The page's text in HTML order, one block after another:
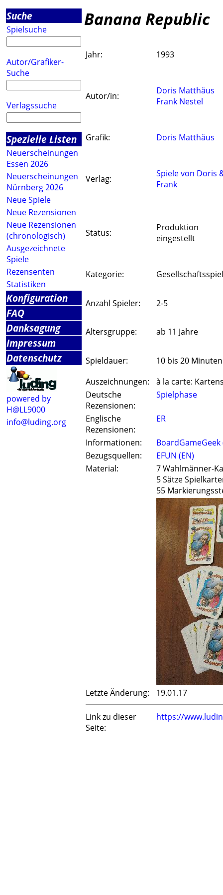
Suche
Spielsuche
Autor/Grafiker-
Suche
Verlagssuche
Spezielle Listen
Neuerscheinungen
Essen 2026
Neuerscheinungen
Nürnberg 2026
Neue Spiele
Neue Rezensionen
Neue Rezensionen
(chronologisch)
Ausgezeichnete
Spiele
Rezensenten
Statistiken
Konfiguration
FAQ
Danksagung
Impressum
Datenschutz
powered by
H@LL9000
info@luding.org
Banana Republic
Jahr: 1993
Autor/in:
Doris Matthäus
Frank Nestel
Grafik: Doris Matthäus
Verlag:
Spiele von Doris
Frank
Status:
Produktion
eingestellt
Kategorie: Gesellschaftsspiel
Anzahl Spieler: 2-5
Altersgruppe: ab 11 Jahre
Spieldauer:
10 bis 20 Minuten
Auszeichnungen:
à la carte:
Deutsche
Rezensionen:
Spielphase
Englische
Rezensionen:
ER
Informationen:
BoardGameGeek
Bezugsquellen:
EFUN (EN)
Material:
7 Wahlmänner-
5 Sätze
55
Letzte Änderung: 19.01.17
Link zu dieser
Seite:
https://